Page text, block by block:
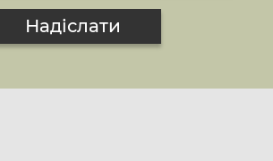
Надіслати